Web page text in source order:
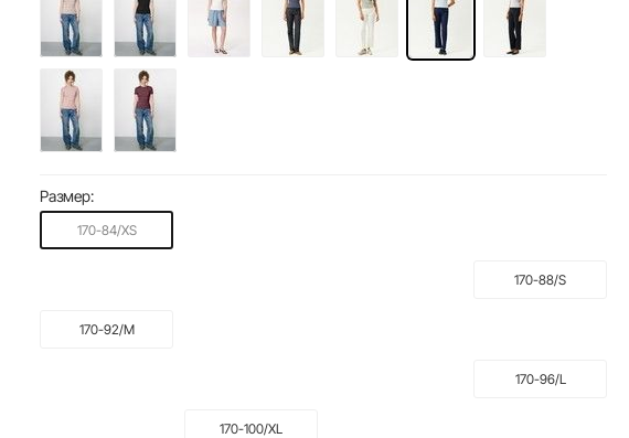
Размер:
170-84/XS
170-88/S
170-92/M
170-96/L
170-100/XL